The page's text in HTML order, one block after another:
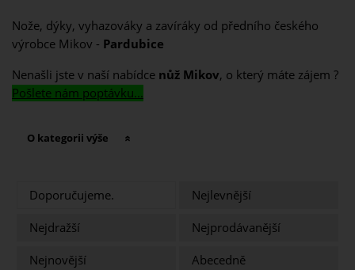
Nože, dýky, vyhazováky a zavíráky od předního českého
výrobce Mikov - Pardubice
Nenašli jste v naší nabídce nůž Mikov, o který máte zájem ?
Pošlete nám poptávku...
O kategorii výše
Doporučujeme.
Nejlevnější
Nejdražší
Nejprodávanější
Nejnovější
Abecedně